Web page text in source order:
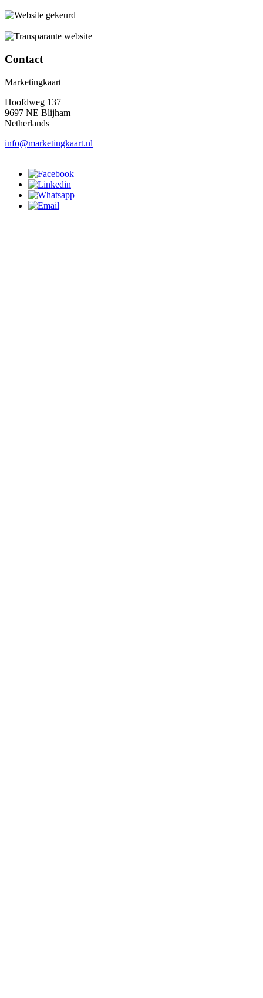
Contact
Marketingkaart
Hoofdweg 137
9697 NE Blijham
Netherlands
info@marketingkaart.nl